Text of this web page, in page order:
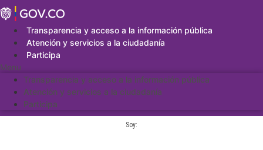
Saltar
al
contenidoTransparencia y acceso a la información pública
Atención y servicios a la ciudadanía
Participa
Menu
Transparencia y acceso a la información pública
Atención y servicios a la ciudadanía
Participa
Soy: